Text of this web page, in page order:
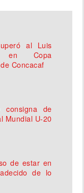
al Luis
en Copa
Concacaf
consigna de
Mundial U-20
de estar en
de lo